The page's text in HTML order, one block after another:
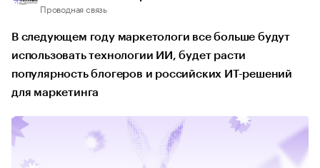
Проводная связь
В следующем году маркетологи все больше будут
использовать технологии ИИ, будет расти
популярность блогеров и российских ИТ-решений
для маркетинга